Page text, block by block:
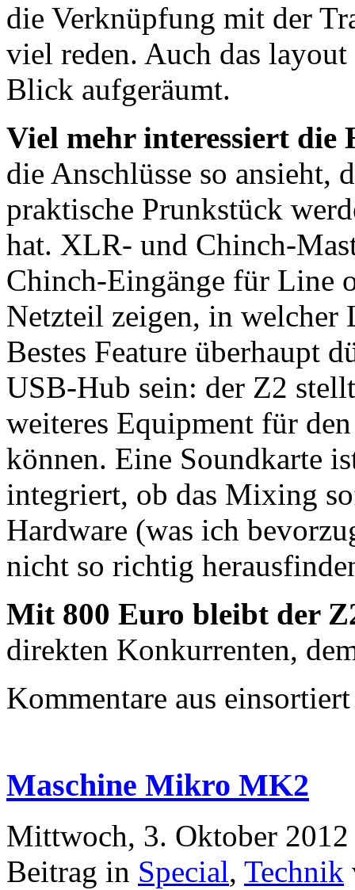
die Verknüpfung mit der
viel reden. Auch das
Blick aufgeräumt.
Viel mehr interessiert die
die Anschlüsse so ansieht,
praktische Prunkstück
hat. XLR- und Chinch-
Chinch-Eingänge für Line
Netzteil zeigen, in welcher
Bestes Feature überhaupt
USB-Hub sein: der Z2
weiteres Equipment für
können. Eine Soundkarte
integriert, ob das Mixing
Hardware (was ich
nicht so richtig
Mit 800 Euro bleibt der
direkten Konkurrenten,
Kommentare aus
Maschine Mikro MK2
Mittwoch, 3. Oktober
Beitrag in Special, Technik